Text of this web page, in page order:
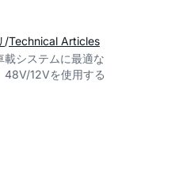
Technical Articles
システムに最適な
48V/12Vを使用する